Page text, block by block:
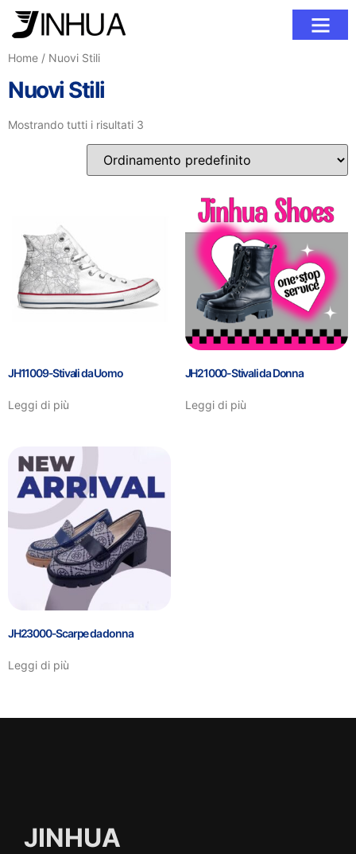
Home / Nuovi Stili
Nuovi Stili
Mostrando tutti i risultati 3
JH11009-Stivali da Uomo
Leggi di più
JH21000-Stivali da Donna
Leggi di più
JH23000-Scarpe da donna
Leggi di più
JINHUA